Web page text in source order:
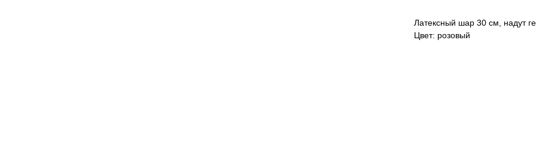
Латексный шар 30 см, надут
Цвет: розовый